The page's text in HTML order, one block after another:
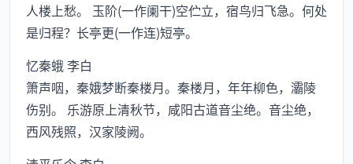
人楼上愁。 玉阶(一作阑干)空伫立，宿鸟归飞急。何处
是归程？长亭更(一作连)短亭。
忆秦蛾 李白
箫声咽，秦娥梦断秦楼月。秦楼月，年年柳色，灞陵
伤别。 乐游原上清秋节，咸阳古道音尘绝。音尘绝，
西风残照，汉家陵阙。